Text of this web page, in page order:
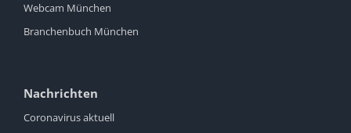
Webcam München
Branchenbuch München
Nachrichten
Coronavirus aktuell